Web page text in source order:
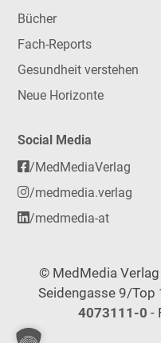
Bücher
Fach-Reports
Gesundheit verstehen
Neue Horizonte
Social Media
/MedMediaVerlag
/medmedia.verlag
/medmedia-at
© MedMedia
Seidengasse 9/Top
4073111-0 -